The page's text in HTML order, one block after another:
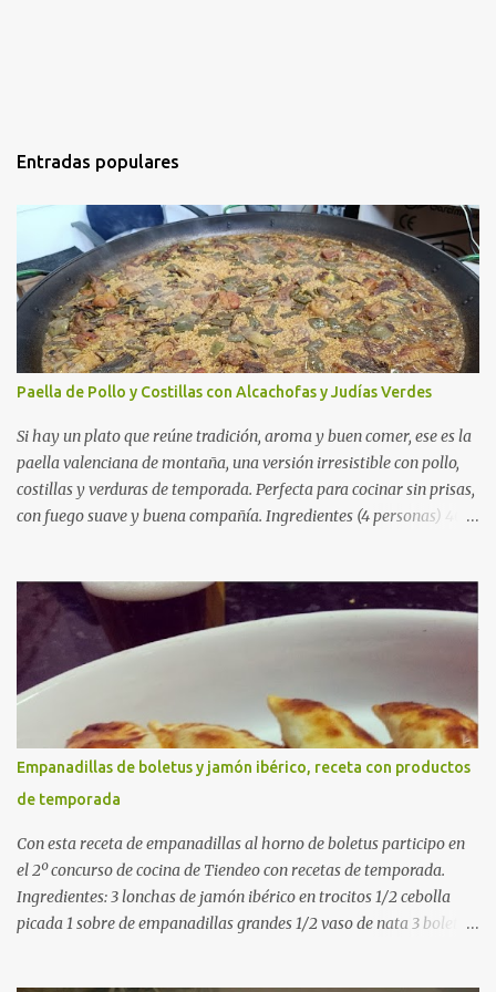
Entradas populares
Paella de Pollo y Costillas con Alcachofas y Judías Verdes
Si hay un plato que reúne tradición, aroma y buen comer, ese es la
paella valenciana de montaña, una versión irresistible con pollo,
costillas y verduras de temporada. Perfecta para cocinar sin prisas,
con fuego suave y buena compañía. Ingredientes (4 personas) 400
verdes planas 2 tomates maduros rallados 1,2 litros de caldo de
pollo (o agua) 1 cucharadita de hebras de azafrán 1 cucharadita de
pimentón dulce 2 dientes de ajo Aceite de oliva virgen extra Sal al
gusto (Opcional) una ramita de romero Elaboración 1. Prepara las
verduras Limpia las alcachofas, retira las hojas duras y córtalas en
cuartos. Trocea las judías verdes. Reserva en agua con limón para
que no se oxiden. 2. Sofríe las carnes En la paellera, añade un buen
chorro de aceite de oliva y dora bien el pollo y las costillas a fuego
medio-alto. Este paso es clave: cuanto más dorado, más sabor ten...
Empanadillas de boletus y jamón ibérico, receta con productos
de temporada
Con esta receta de empanadillas al horno de boletus participo en
el 2º concurso de cocina de Tiendeo con recetas de temporada.
Ingredientes: 3 lonchas de jamón ibérico en trocitos 1/2 cebolla
picada 1 sobre de empanadillas grandes 1/2 vaso de nata 3 boletus